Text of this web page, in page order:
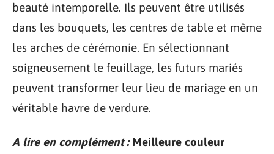
beauté intemporelle. Ils peuvent être utilisés
dans les bouquets, les centres de table et même
les arches de cérémonie. En sélectionnant
soigneusement le feuillage, les futurs mariés
peuvent transformer leur lieu de mariage en un
véritable havre de verdure.
A lire en complément : Meilleure couleur